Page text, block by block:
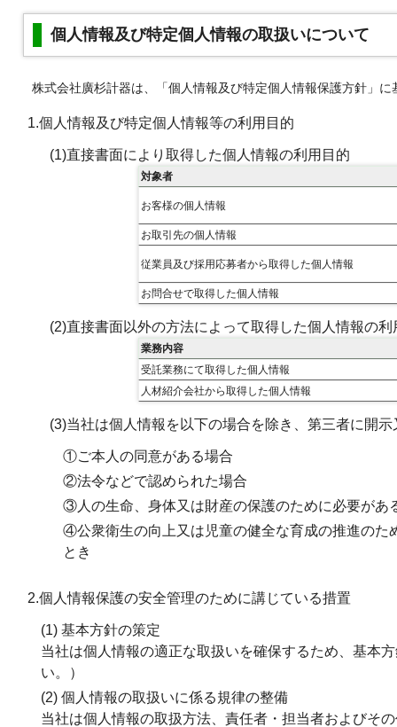
個人情報及び特定個人情報の取扱いについて
株式会社廣杉計器は、「個人情報及び特定個人情報保護方針」
1.個人情報及び特定個人情報等の利用目的
(1)直接書面により取得した個人情報の利用目的
対象者
お客様の個人情報
お取引先の個人情報
従業員及び採用応募者から取得した個人情報
お問合せで取得した個人情報
(2)直接書面以外の方法によって取得した個人情報の利
業務内容
受託業務にて取得した個人情報
人材紹介会社から取得した個人情報
(3)当社は個人情報を以下の場合を除き、第三者に開
①ご本人の同意がある場合
②法令などで認められた場合
③人の生命、身体又は財産の保護のために必要があ
④公衆衛生の向上又は児童の健全な育成の推進のた
とき
2.個人情報保護の安全管理のために講じている措置
(1) 基本方針の策定
当社は個人情報の適正な取扱いを確保するため、基本
い。）
(2) 個人情報の取扱いに係る規律の整備
当社は個人情報の取扱方法、責任者・担当者およびそ